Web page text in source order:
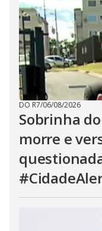
DO R7/06/08/2026
Sobrinha
morre e